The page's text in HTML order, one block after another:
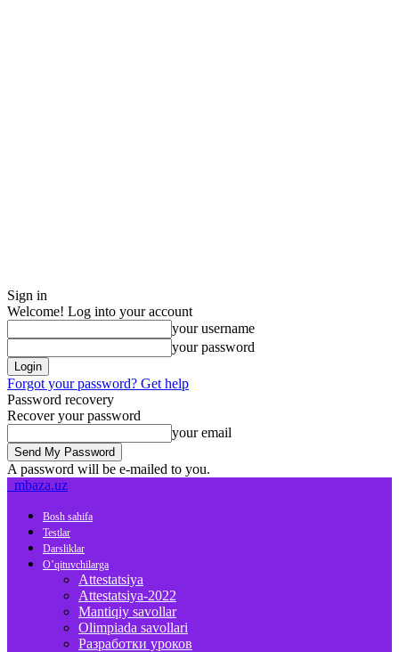
Sign in
Welcome! Log into your account
your username
your password
Forgot your password? Get help
Password recovery
Recover your password
your email
A password will be e-mailed to you.
mbaza.uz
Bosh sahifa
Testlar
Darsliklar
O’qituvchilarga
Attestatsiya
Attestatsiya-2022
Mantiqiy savollar
Olimpiada savollari
Разработки уроков